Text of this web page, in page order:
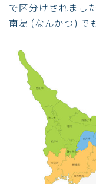
で区分けされました
南葛 (なんかつ) で